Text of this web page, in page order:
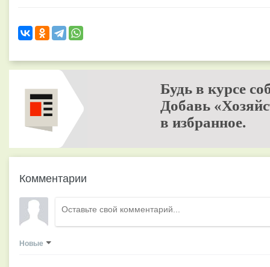
Будь в курсе
Добавь
в избранное.
Комментарии
Новые